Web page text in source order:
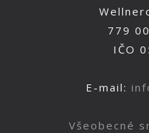
779
IČO
E-mail:
Všeobecné